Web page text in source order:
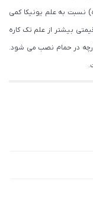
نسبت به علم یونیکا کمی
بیشتر از علم تک کاره
در حمام نصب می شود.